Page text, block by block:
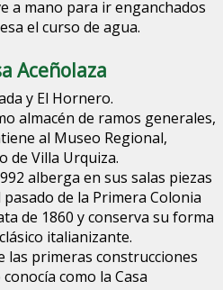
a mano para ir enganchados
el curso de agua.
Aceñolaza
y El Hornero.
almacén de ramos generales,
al Museo Regional,
de Villa Urquiza.
alberga en sus salas piezas
de la Primera Colonia
de 1860 y conserva su forma
italianizante.
las primeras construcciones
como la Casa